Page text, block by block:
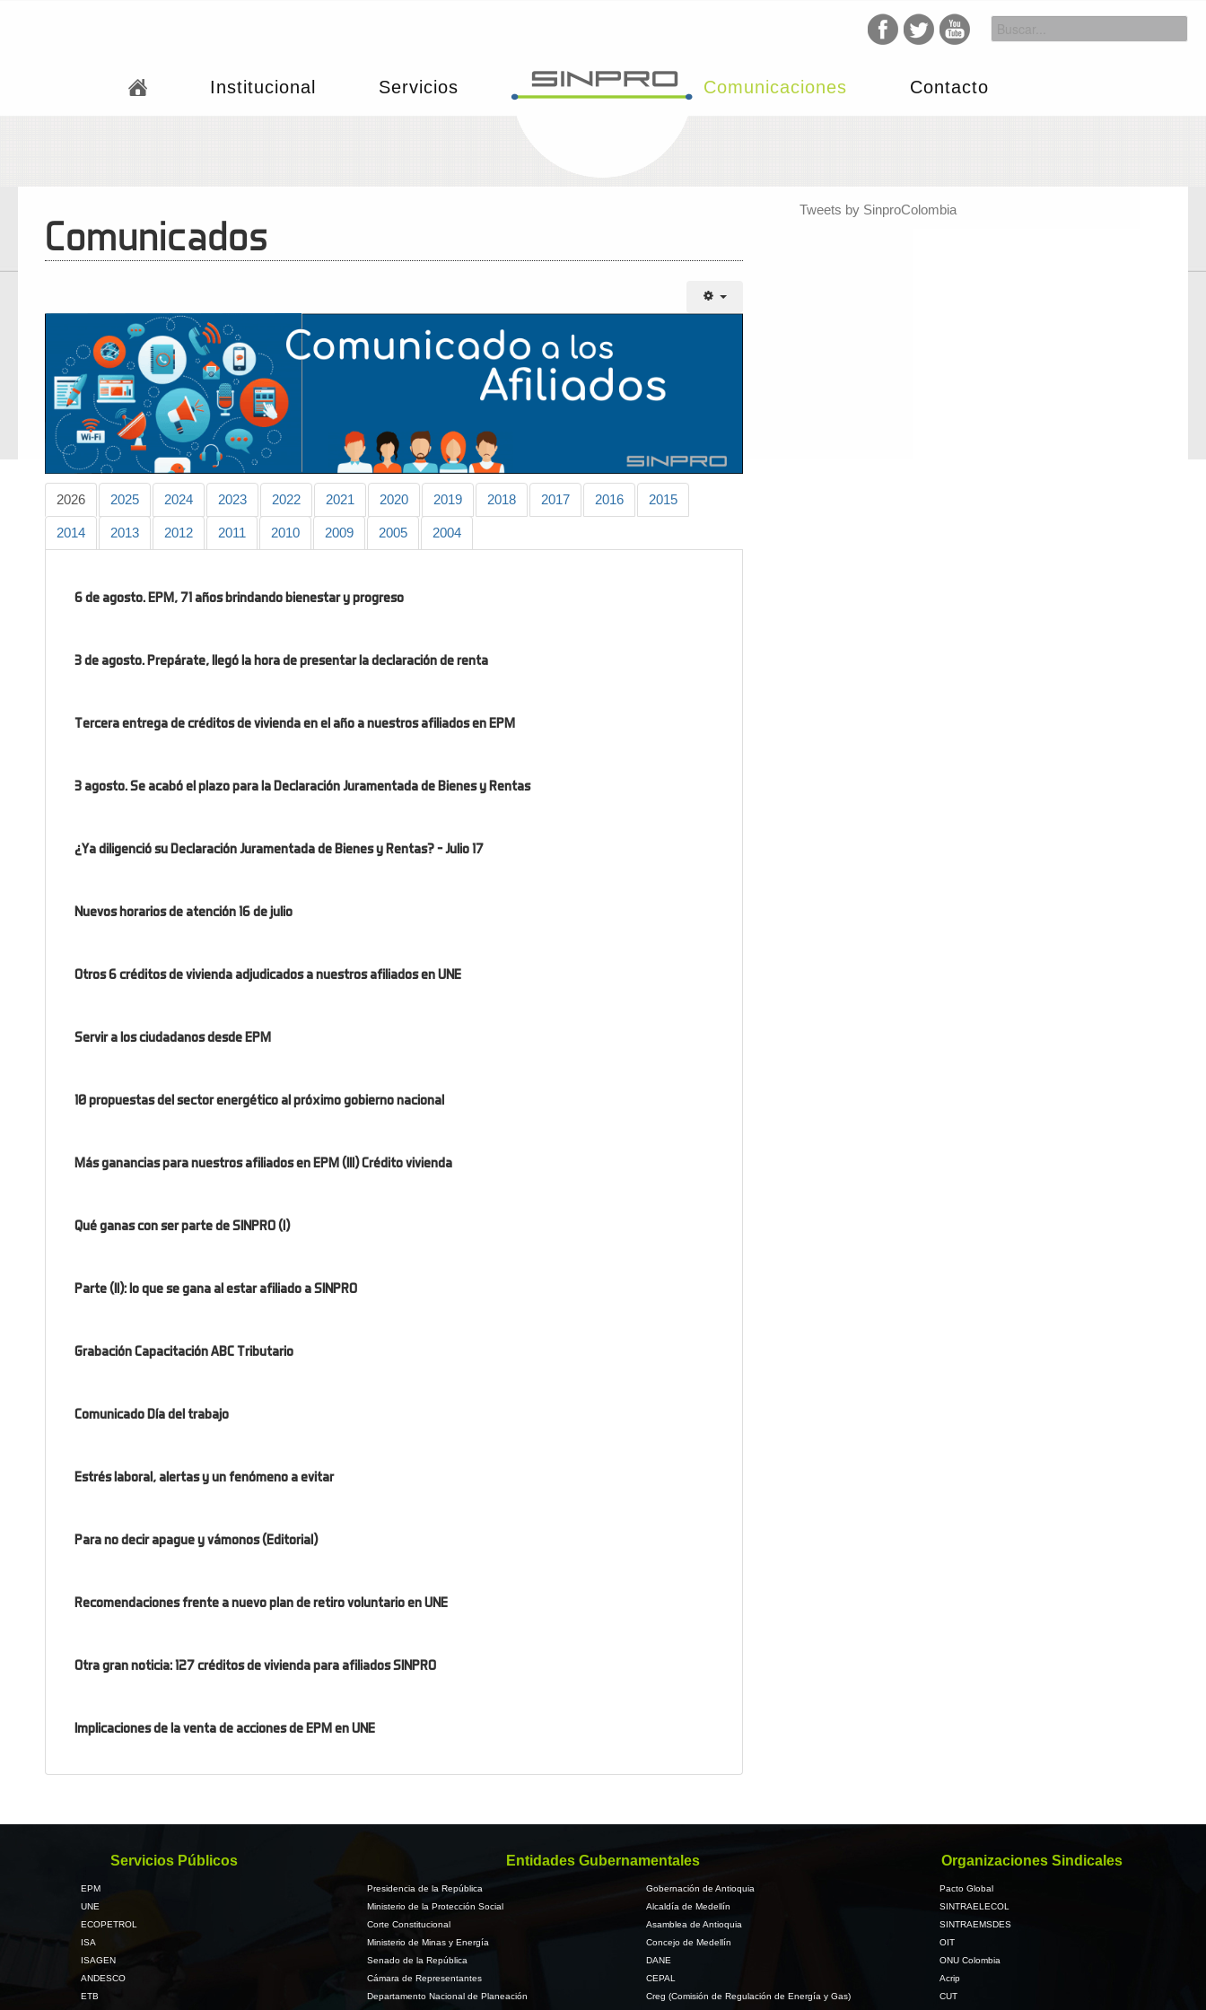
Institucional Servicios Comunicaciones Contacto
Comunicados
2026 2025 2024 2023 2022 2021 2020 2019 2018 2017 2016 2015
2014 2013 2012 2011 2010 2009 2005 2004
6 de agosto. EPM, 71 años brindando bienestar y progreso
3 de agosto. Prepárate, llegó la hora de presentar la declaración de renta
Tercera entrega de créditos de vivienda en el año a nuestros afiliados en EPM
3 agosto. Se acabó el plazo para la Declaración Juramentada de Bienes y Rentas
¿Ya diligenció su Declaración Juramentada de Bienes y Rentas? - Julio 17
Nuevos horarios de atención 16 de julio
Otros 6 créditos de vivienda adjudicados a nuestros afiliados en UNE
Servir a los ciudadanos desde EPM
10 propuestas del sector energético al próximo gobierno nacional
Más ganancias para nuestros afiliados en EPM (III) Crédito vivienda
Qué ganas con ser parte de SINPRO (I)
Parte (II): lo que se gana al estar afiliado a SINPRO
Grabación Capacitación ABC Tributario
Comunicado Día del trabajo
Estrés laboral, alertas y un fenómeno a evitar
Para no decir apague y vámonos (Editorial)
Recomendaciones frente a nuevo plan de retiro voluntario en UNE
Otra gran noticia: 127 créditos de vivienda para afiliados SINPRO
Implicaciones de la venta de acciones de EPM en UNE
Tweets by SinproColombia
Servicios Públicos
EPM
UNE
ECOPETROL
ISA
ISAGEN
ANDESCO
ETB
Entidades Gubernamentales
Presidencia de la República
Ministerio de la Protección Social
Corte Constitucional
Ministerio de Minas y Energía
Senado de la República
Cámara de Representantes
Departamento Nacional de Planeación
Gobernación de Antioquia
Alcaldía de Medellín
Asamblea de Antioquia
Concejo de Medellín
DANE
CEPAL
Creg (Comisión de Regulación de Energía y Gas)
Organizaciones Sindicales
Pacto Global
SINTRAELECOL
SINTRAEMSDES
OIT
ONU Colombia
Acrip
CUT